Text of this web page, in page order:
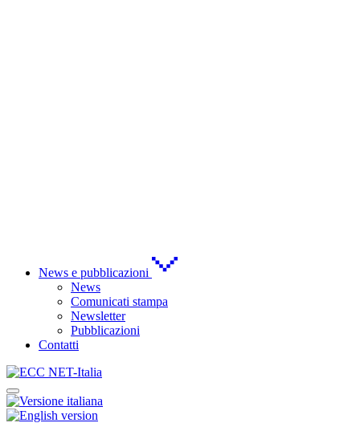
News e pubblicazioni
News
Comunicati stampa
Newsletter
Pubblicazioni
Contatti